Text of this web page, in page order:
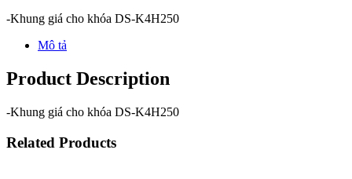
-Khung giá cho khóa DS-K4H250
Mô tả
Product Description
-Khung giá cho khóa DS-K4H250
Related Products